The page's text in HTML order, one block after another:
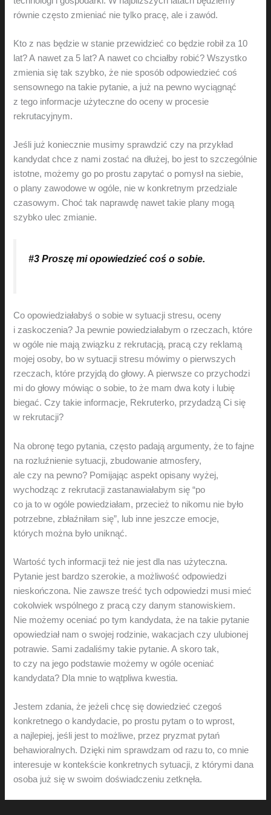
równie często zmieniać nie tylko pracę, ale i zawód.
Kto z nas będzie w stanie przewidzieć co będzie robił za 10
lat? A nawet za 5 lat? A nawet co chciałby robić? Wszystko
zmienia się tak szybko, że nie sposób odpowiedzieć coś
sensownego na takie pytanie, a już na pewno wyciągnąć
z tego informacje użyteczne do oceny w procesie
rekrutacyjnym.
Jeśli już koniecznie musimy sprawdzić czy na przykład
kandydat chce z nami zostać na dłużej, bo jest to szczególnie
istotne, możemy go po prostu zapytać o pomysł na siebie,
o plany zawodowe w ogóle, nie w konkretnym przedziale
czasowym. Choć tak naprawdę nawet takie plany mogą
szybko ulec zmianie.
#3 Proszę mi opowiedzieć coś o sobie.
Co opowiedziałabyś o sobie w sytuacji stresu, oceny
i zaskoczenia? Ja pewnie powiedziałabym o rzeczach, które
w ogóle nie mają związku z rekrutacją, pracą czy reklamą
mojej osoby, bo w sytuacji stresu mówimy o pierwszych
rzeczach, które przyjdą do głowy. A pierwsze co przychodzi
mi do głowy mówiąc o sobie, to że mam dwa koty i lubię
biegać. Czy takie informacje, Rekruterko, przydadzą Ci się
w rekrutacji?
Na obronę tego pytania, często padają argumenty, że to fajne
na rozluźnienie sytuacji, zbudowanie atmosfery,
ale czy na pewno? Pomijając aspekt opisany wyżej,
wychodząc z rekrutacji zastanawiałabym się “po
co ja to w ogóle powiedziałam, przecież to nikomu nie było
potrzebne, zbłaźniłam się”, lub inne jeszcze emocje,
których można było uniknąć.
Wartość tych informacji też nie jest dla nas użyteczna.
Pytanie jest bardzo szerokie, a możliwość odpowiedzi
nieskończona. Nie zawsze treść tych odpowiedzi musi mieć
cokolwiek wspólnego z pracą czy danym stanowiskiem.
Nie możemy oceniać po tym kandydata, że na takie pytanie
opowiedział nam o swojej rodzinie, wakacjach czy ulubionej
potrawie. Sami zadaliśmy takie pytanie. A skoro tak,
to czy na jego podstawie możemy w ogóle oceniać
kandydata? Dla mnie to wątpliwa kwestia.
Jestem zdania, że jeżeli chcę się dowiedzieć czegoś
konkretnego o kandydacie, po prostu pytam o to wprost,
a najlepiej, jeśli jest to możliwe, przez pryzmat pytań
behawioralnych. Dzięki nim sprawdzam od razu to, co mnie
interesuje w kontekście konkretnych sytuacji, z którymi dana
osoba już się w swoim doświadczeniu zetknęła.